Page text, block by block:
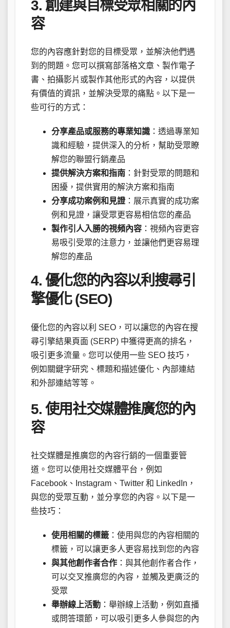
3. 創建與目標受眾相關的內
容
您的內容應針對您的目標受眾，並解決他們遇
到的問題。您可以撰寫部落格文章、製作電子
書、拍攝影片或製作其他形式的內容，以提供
有價值的資訊，並解決受眾的痛點。以下是一
些可行的方式：
分享產品或服務的專業知識 ：透過專業知
識和經驗，提供深入的分析，幫助受眾瞭
解您的聯盟行銷產品
提供解決方案和指南 ：針對受眾的問題和
困擾，提供實用的解決方案和指南
分享成功案例和見證 ：展示真實的成功案
例和見證，讓受眾更容易相信您的產品
製作引人入勝的視頻內容 ：視頻內容更容
易吸引受眾的注意力，並讓他們更容易理
解您的產品
4. 優化您的內容以利搜尋引
擎優化 (SEO)
優化您的內容以利 SEO，可以讓您的內容在搜
尋引擎結果頁面 (SERP) 中獲得更高的排名，
吸引更多流量。您可以使用一些 SEO 技巧，
例如關鍵字研究、標題和描述優化、內部連結
和外部連結等等。
5. 使用社交媒體推廣您的內
容
社交媒體是推廣您的內容行銷的一個重要管
道。您可以使用社交媒體平台，例如
Facebook、Instagram、Twitter 和 LinkedIn，
與您的受眾互動，並分享您的內容。以下是一
些技巧：
使用相關的標籤 ：使用與您的內容相關的
標籤，可以讓更多人更容易找到您的內容
與其他創作者合作 ：與其他創作者合作，
可以交叉推廣您的內容，並觸及更廣泛的
受眾
舉辦線上活動 ：舉辦線上活動，例如直播
或問答環節，可以吸引更多人參與您的內